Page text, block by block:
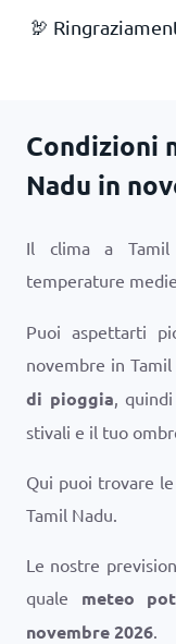
🦃
Condizioni
Nadu in
Il clima a
temperature
Puoi aspettarti
novembre in
di pioggia,
stivali e il tuo
Qui puoi trovare
Tamil Nadu.
Le nostre
quale meteo
novembre 2026.